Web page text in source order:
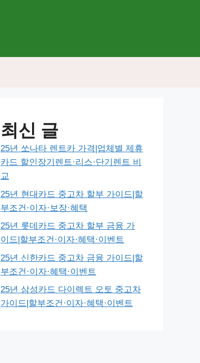
최신 글
25년 쏘나타 렌트카 가격|업체별 제휴
카드 할인장기렌트·리스·단기렌트 비
교
25년 현대카드 중고차 할부 가이드|할
부조건·이자·보장·혜택
25년 롯데카드 중고차 할부 금융 가
이드|할부조건·이자·혜택·이벤트
25년 신한카드 중고차 금융 가이드|할
부조건·이자·혜택·이벤트
25년 삼성카드 다이렉트 오토 중고차
가이드|할부조건·이자·혜택·이벤트